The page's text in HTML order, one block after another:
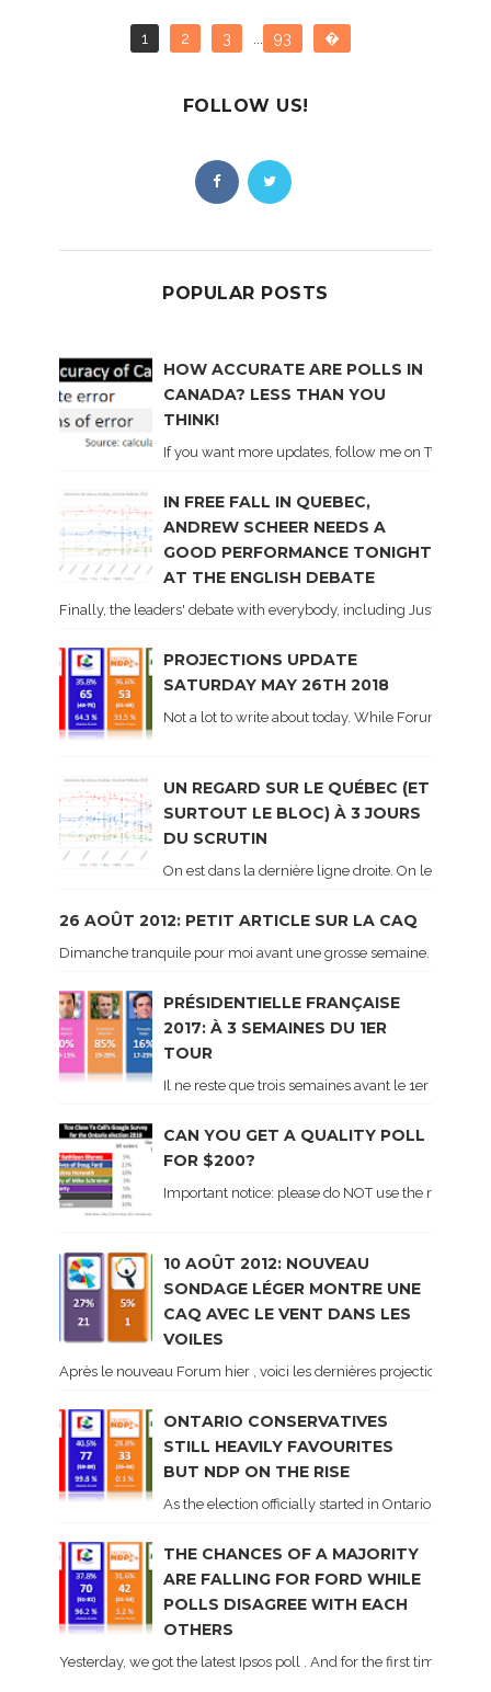
1 2 3 93 �
FOLLOW US!
POPULAR POSTS
HOW ACCURATE ARE POLLS IN
CANADA? LESS THAN YOU
THINK!
If you want more updates, follow me on Twitter .
IN FREE FALL IN QUEBEC,
ANDREW SCHEER NEEDS A
GOOD PERFORMANCE TONIGHT
AT THE ENGLISH DEBATE
Finally, the leaders' debate with everybody, including Justin
PROJECTIONS UPDATE
SATURDAY MAY 26TH 2018
Not a lot to write about today. While Forum did
UN REGARD SUR LE QUÉBEC (ET
SURTOUT LE BLOC) À 3 JOURS
DU SCRUTIN
On est dans la dernière ligne droite. On le sait
26 AOÛT 2012: PETIT ARTICLE SUR LA CAQ
Dimanche tranquile pour moi avant une grosse semaine. Voici
PRÉSIDENTIELLE FRANÇAISE
2017: À 3 SEMAINES DU 1ER
TOUR
Il ne reste que trois semaines avant le 1er tour de
CAN YOU GET A QUALITY POLL
FOR $200?
Important notice: please do NOT use the
10 AOÛT 2012: NOUVEAU
SONDAGE LÉGER MONTRE UNE
CAQ AVEC LE VENT DANS LES
VOILES
Après le nouveau Forum hier , voici les dernières projections
ONTARIO CONSERVATIVES
STILL HEAVILY FAVOURITES
BUT NDP ON THE RISE
As the election officially started in Ontario, some
THE CHANCES OF A MAJORITY
ARE FALLING FOR FORD WHILE
POLLS DISAGREE WITH EACH
OTHERS
Yesterday, we got the latest Ipsos poll . And for the first time